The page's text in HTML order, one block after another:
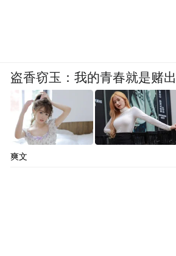
盗香窃玉：我的青春就是赌
爽文